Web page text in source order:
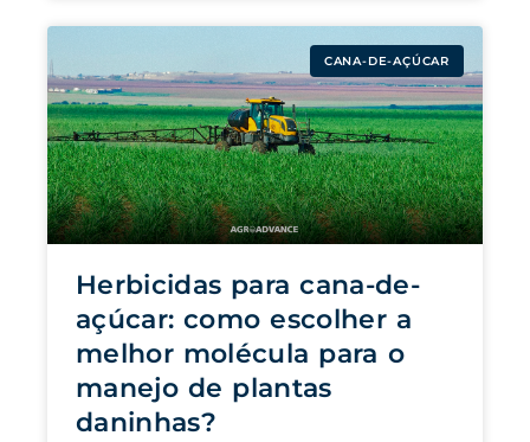
CANA-DE-AÇÚCAR
Herbicidas para cana-de-
açúcar: como escolher a
melhor molécula para o
manejo de plantas
daninhas?